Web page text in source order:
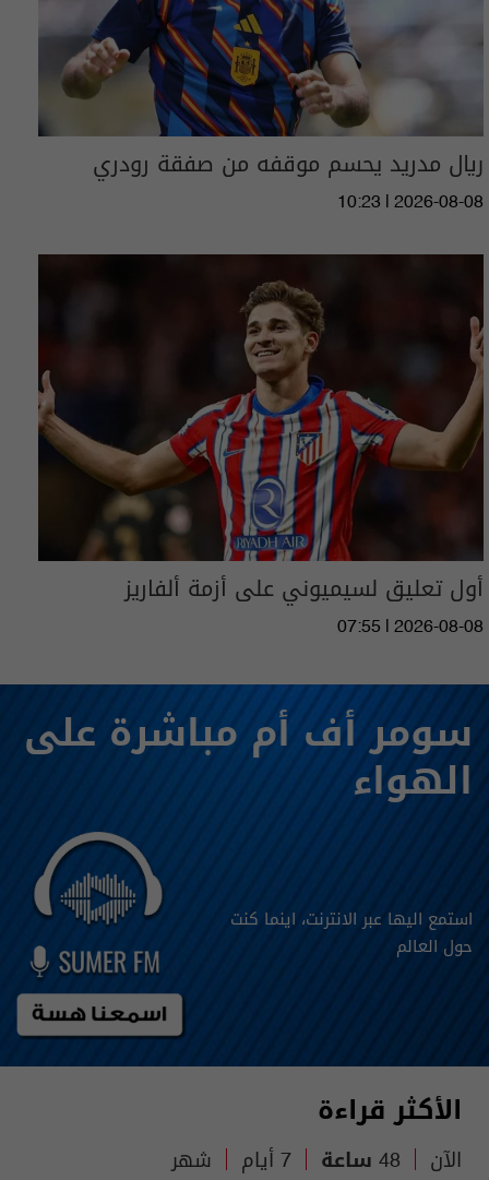
ريال مدريد يحسم موقفه من صفقة رودري
10:23 | 2026-08-08
أول تعليق لسيميوني على أزمة ألفاريز
07:55 | 2026-08-08
سومر أف أم مباشرة على
الهواء
استمع اليها عبر الانترنت، اينما كنت
حول العالم
الأكثر قراءة
الآن 48 ساعة 7 أيام شهر